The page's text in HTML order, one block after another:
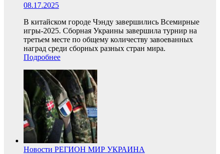
08.17.2025
В китайском городе Чэнду завершились Всемирные
игры-2025. Сборная Украины завершила турнир на
третьем месте по общему количеству завоеванных
наград среди сборных разных стран мира.
Подробнее
Новости РЕГИОН МИР УКРАИНА